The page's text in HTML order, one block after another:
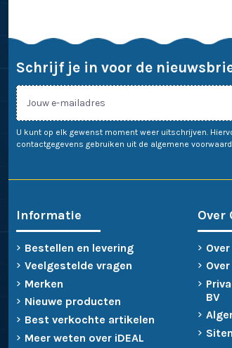
Schrijf je in voor de
U kunt op elk gewenst moment weer uitschrijven.
contactgegevens gebruiken uit de algemene
Informatie
Bestellen en levering
Veelgestelde vragen
Merken
Nieuwe producten
Best verkochte artikelen
Meer weten over iDEAL
Over
BV